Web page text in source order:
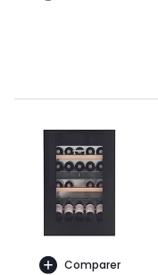
Comparer